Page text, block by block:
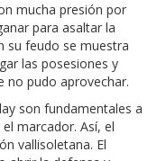
mucha presión por
para asaltar la
su feudo se muestra
las posesiones y
no pudo aprovechar.
son fundamentales a
marcador. Así, el
vallisoletana. El